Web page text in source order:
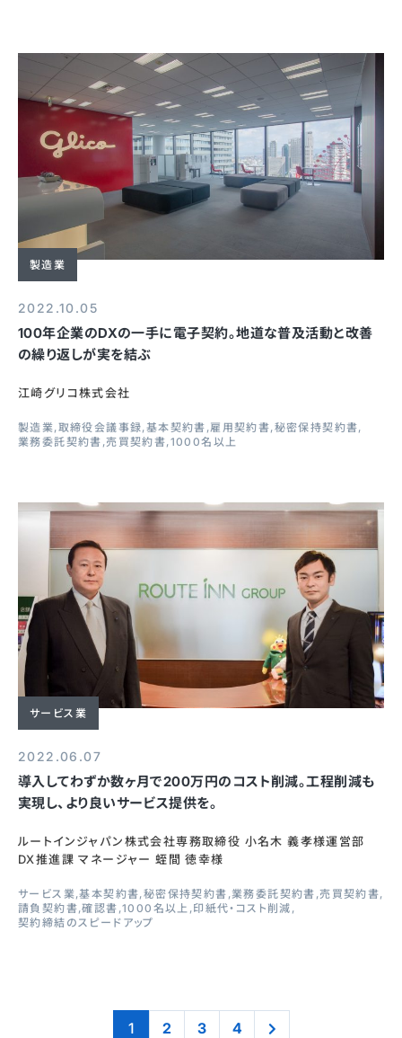
製造業
2022.10.05
100年企業のDXの一手に電子契約。地道な普及活動と改善
の繰り返しが実を結ぶ
江崎グリコ株式会社
製造業 取締役会議事録 基本契約書 雇用契約書 秘密保持契約書
業務委託契約書 売買契約書 1000名以上
サービス業
2022.06.07
導入してわずか数ヶ月で200万円のコスト削減。工程削減も
実現し、より良いサービス提供を。
ルートインジャパン株式会社専務取締役 小名木 義孝様運営部
DX推進課 マネージャー 蛭間 徳幸様
サービス業 基本契約書 秘密保持契約書 業務委託契約書 売買契約書
請負契約書 確認書 1000名以上 印紙代・コスト削減
契約締結のスピードアップ
1 2 3 4